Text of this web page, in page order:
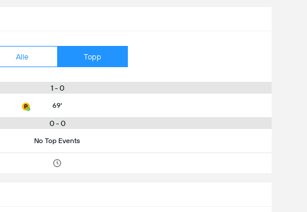
Alle Topp
1 - 0
69'
0 - 0
No Top Events